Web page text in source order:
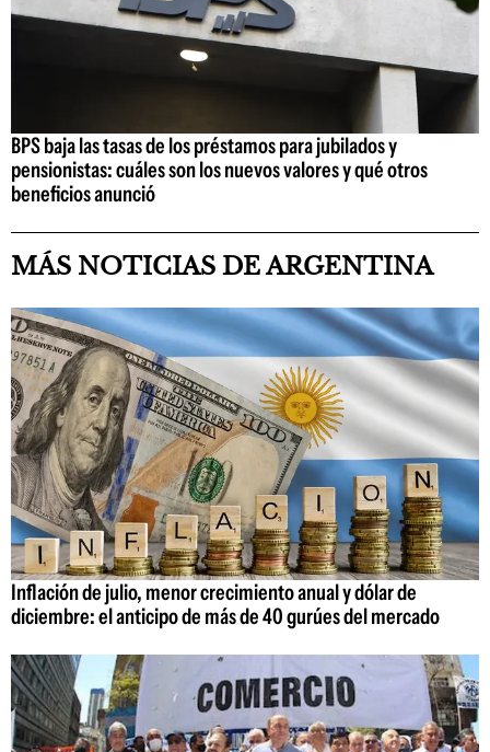
BPS baja las tasas de los préstamos para jubilados y
pensionistas: cuáles son los nuevos valores y qué otros
beneficios anunció
MÁS NOTICIAS DE ARGENTINA
Inflación de julio, menor crecimiento anual y dólar de
diciembre: el anticipo de más de 40 gurúes del mercado